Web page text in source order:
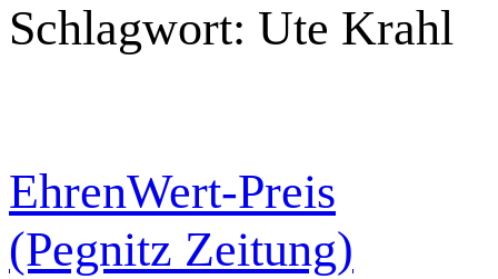
Schlagwort: Ute Krahl
EhrenWert-Preis
(Pegnitz Zeitung)